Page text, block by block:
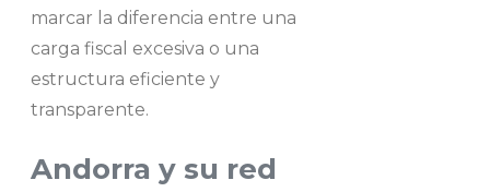
marcar la diferencia entre una
carga fiscal excesiva o una
estructura eficiente y
transparente.
Andorra y su red